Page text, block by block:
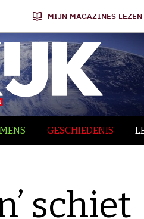
MIJN MAGAZINES LEZEN
MENS GESCHIEDENIS
schiet